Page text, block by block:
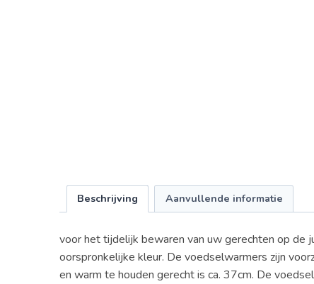
Beschrijving Aanvullende informatie
voor het tijdelijk bewaren van uw gerechten op de
oorspronkelijke kleur. De voedselwarmers zijn
en warm te houden gerecht is ca. 37cm. De